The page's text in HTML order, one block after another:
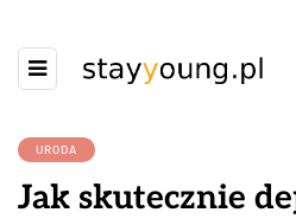
URODA
Jak skutecznie